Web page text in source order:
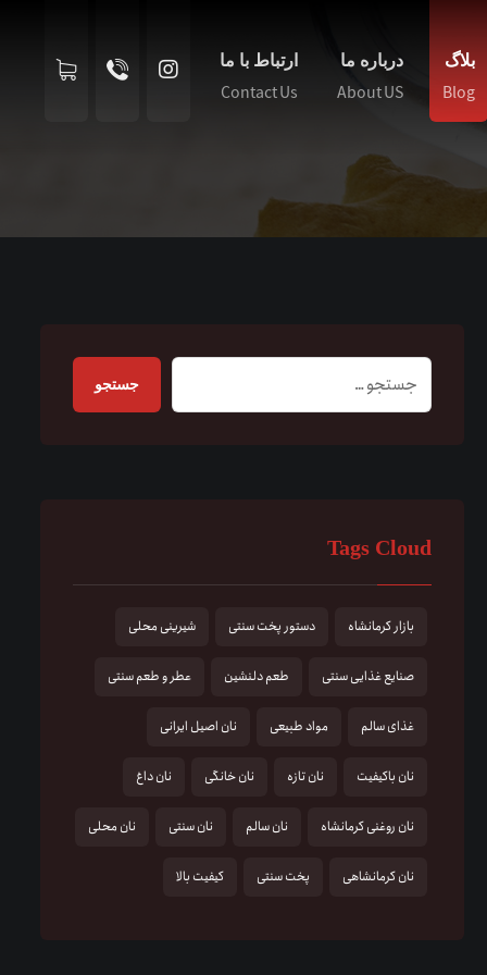
بلاگ
Blog
درباره ما
About US
ارتباط با ما
Contact Us
جستجو
Tags Cloud
بازار کرمانشاه دستور پخت سنتی شیرینی محلی
صنایع غذایی سنتی طعم دلنشین عطر و طعم سنتی
غذای سالم مواد طبیعی نان اصیل ایرانی
نان باکیفیت نان تازه نان خانگی نان داغ
نان روغنی کرمانشاه نان سالم نان سنتی نان محلی
نان کرمانشاهی پخت سنتی کیفیت بالا